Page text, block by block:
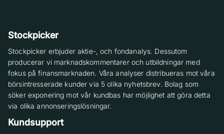
Stockpicker
Stockpicker erbjuder aktie-, och fondanalys. Dessutom
producerar vi marknadskommentarer och utbildningar med
fokus på finansmarknaden. Våra analyser distribueras mot våra
börsintresserade kunder via 5 olika nyhetsbrev. Bolag som
söker exponering mot vår kundbas har möjlighet att göra detta
via olika annonseringslösningar.
Kundsupport